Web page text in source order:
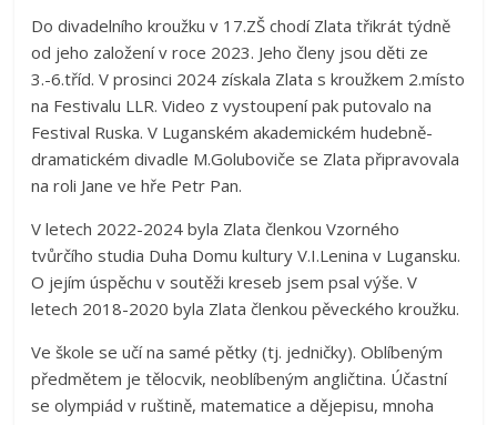
Do divadelního kroužku v 17.ZŠ chodí Zlata třikrát týdně
od jeho založení v roce 2023. Jeho členy jsou děti ze
3.-6.tříd. V prosinci 2024 získala Zlata s kroužkem 2.místo
na Festivalu LLR. Video z vystoupení pak putovalo na
Festival Ruska. V Luganském akademickém hudebně-
dramatickém divadle M.Goluboviče se Zlata připravovala
na roli Jane ve hře Petr Pan.
V letech 2022-2024 byla Zlata členkou Vzorného
tvůrčího studia Duha Domu kultury V.I.Lenina v Lugansku.
O jejím úspěchu v soutěži kreseb jsem psal výše. V
letech 2018-2020 byla Zlata členkou pěveckého kroužku.
Ve škole se učí na samé pětky (tj. jedničky). Oblíbeným
předmětem je tělocvik, neoblíbeným angličtina. Účastní
se olympiád v ruštině, matematice a dějepisu, mnoha